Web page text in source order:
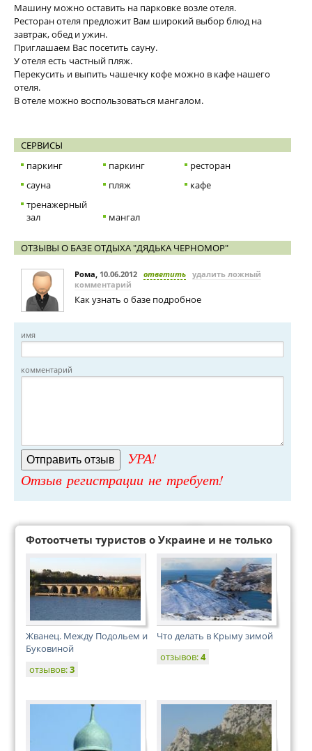
Машину можно оставить на парковке возле отеля.
Ресторан отеля предложит Вам широкий выбор блюд на
завтрак, обед и ужин.
Приглашаем Вас посетить сауну.
У отеля есть частный пляж.
Перекусить и выпить чашечку кофе можно в кафе нашего
отеля.
В отеле можно воспользоваться мангалом.
СЕРВИСЫ
паркинг
паркинг
ресторан
сауна
пляж
кафе
тренажерный
зал
мангал
ОТЗЫВЫ О БАЗЕ ОТДЫХА "ДЯДЬКА ЧЕРНОМОР"
Рома, 10.06.2012 ответить удалить ложный
комментарий
Как узнать о базе подробное
имя
комментарий
УРА!
Отзыв регистрации не требует!
Фотоотчеты туристов о Украине и не только
Жванец. Между Подольем и
Буковиной
отзывов:3
Что делать в Крыму зимой
отзывов:4